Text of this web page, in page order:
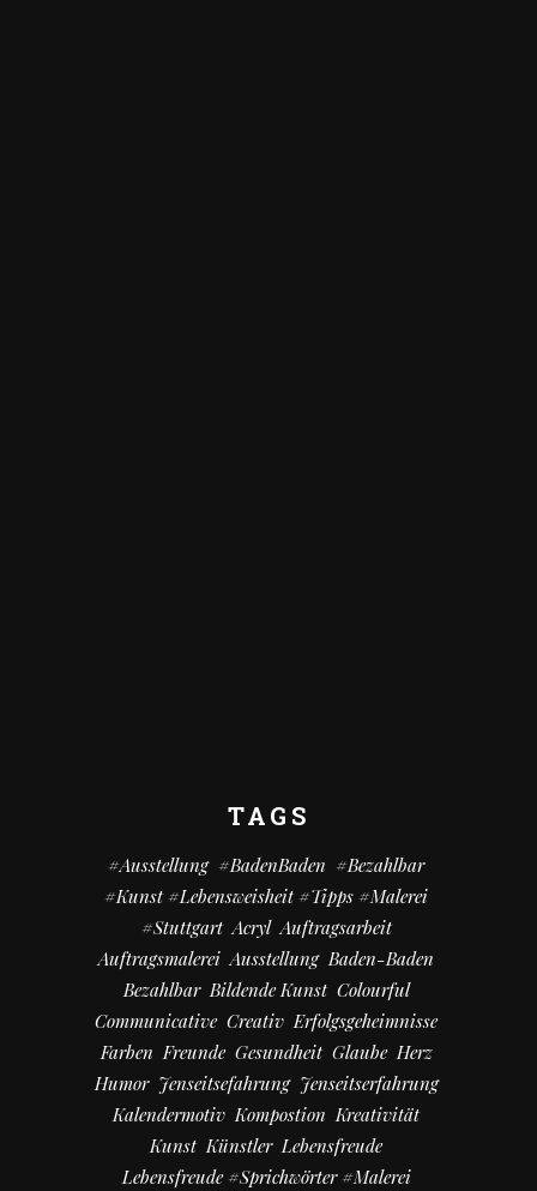
TAGS
#Ausstellung #BadenBaden #bezahlbar
#kunst #Lebensweisheit #Tipps #Malerei
#Stuttgart Acryl Auftragsarbeit
Auftragsmalerei Ausstellung Baden-Baden
Bezahlbar Bildende Kunst Colourful
Communicative Creativ Erfolgsgeheimnisse
Farben Freunde Gesundheit Glaube Herz
Humor Jenseitsefahrung Jenseitserfahrung
Kalendermotiv Kompostion Kreativität
Kunst Künstler Lebensfreude
Lebensfreude #Sprichwörter #Malerei